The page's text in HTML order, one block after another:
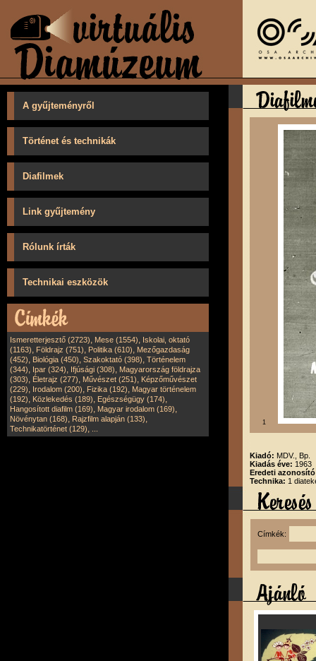
A gyűjteményről
Történet és technikák
Diafilmek
Link gyűjtemény
Rólunk írták
Technikai eszközök
Ismeretterjesztő (2723), Mese (1554), Iskolai, oktató
(1163), Földrajz (751), Politika (610), Mezőgazdaság
(452), Biológia (450), Szakoktató (398), Történelem
(344), Ipar (324), Ifjúsági (308), Magyarország földrajza
(303), Életrajz (277), Művészet (251), Képzőművészet
(229), Irodalom (200), Fizika (192), Magyar történelem
(192), Közlekedés (189), Egészségügy (174),
Hangosított diafilm (169), Magyar irodalom (169),
Növénytan (168), Rajzfilm alapján (133),
Technikatörténet (129),
1
Kiadó: MDV., Bp.
Kiadás éve: 1963
Eredeti
Technika: 1
Címkék: